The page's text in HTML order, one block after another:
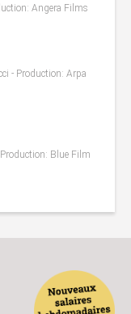
Angera Films
- Production: Arpa
Blue Film